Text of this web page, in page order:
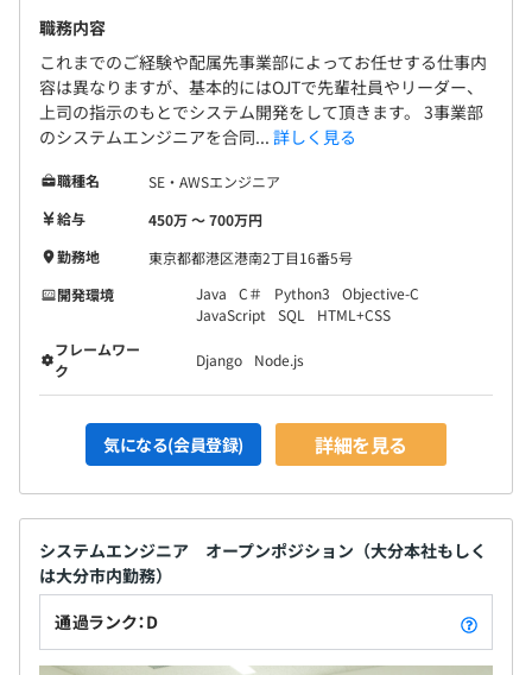
職務内容
これまでのご経験や配属先事業部によってお任せする仕事内
容は異なりますが、基本的にはOJTで先輩社員やリーダー、
上司の指示のもとでシステム開発をして頂きます。 3事業部
のシステムエンジニアを合同... 詳しく見る
職種名
SE・AWSエンジニア
給与
450万 〜 700万円
勤務地
東京都都港区港南2丁目16番5号
開発環境
Java C＃ Python3
Objective-C
JavaScript
SQL
HTML+CSS
フレームワー
ク
Django Node.js
気になる(会員登録) 詳細を見る
システムエンジニア オープンポジション（大分本社もしく
は大分市内勤務）
通過ランク：D